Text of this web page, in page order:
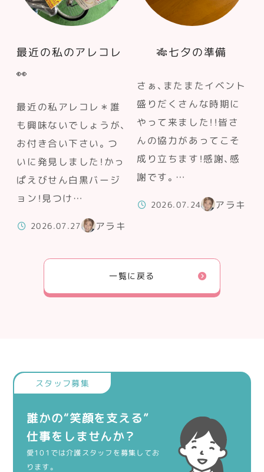
最近の私のアレコレ
👀
最近の私アレコレ＊誰
も興味ないでしょうが、
お付き合い下さい。つ
いに発見しました！かっ
ぱえびせん白黒バージ
ョン！見つけ…
2026.07.27 アラキ
🎋七夕の準備
さぁ、またまたイベント
盛りだくさんな時期に
やって来ました！！皆さ
んの協力があってこそ
成り立ちます！感謝、感
謝です。…
2026.07.24 アラキ
一覧に戻る
誰かの“笑顔を支える”
仕事をしませんか？
愛101では介護スタッフを募集してお
ります。